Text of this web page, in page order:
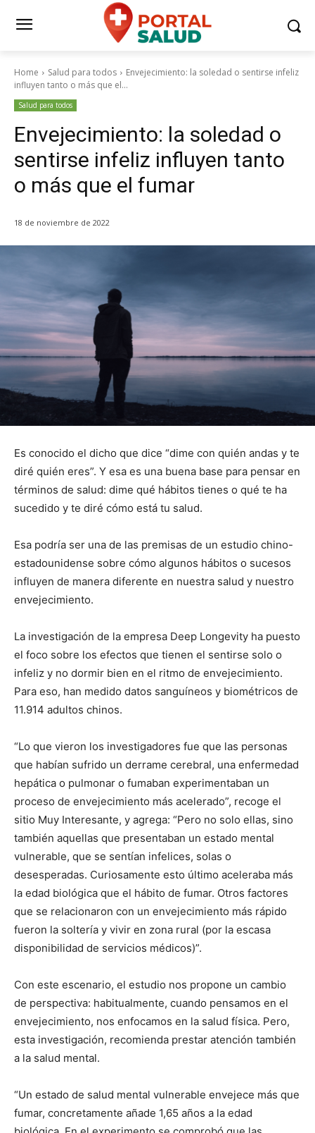
Home Salud para todos
Envejecimiento: la soledad o sentirse infeliz
influyen tanto o más que el...
Salud para todos
Envejecimiento: la soledad o
sentirse infeliz influyen tanto
o más que el fumar
18 de noviembre de 2022
Es conocido el dicho que dice “dime con quién andas y te
diré quién eres”. Y esa es una buena base para pensar en
términos de salud: dime qué hábitos tienes o qué te ha
sucedido y te diré cómo está tu salud.
Esa podría ser una de las premisas de un estudio chino-
estadounidense sobre cómo algunos hábitos o sucesos
influyen de manera diferente en nuestra salud y nuestro
envejecimiento.
La investigación de la empresa Deep Longevity ha puesto
el foco sobre los efectos que tienen el sentirse solo o
infeliz y no dormir bien en el ritmo de envejecimiento.
Para eso, han medido datos sanguíneos y biométricos de
11.914 adultos chinos.
“Lo que vieron los investigadores fue que las personas
que habían sufrido un derrame cerebral, una enfermedad
hepática o pulmonar o fumaban experimentaban un
proceso de envejecimiento más acelerado”, recoge el
sitio Muy Interesante, y agrega: “Pero no solo ellas, sino
también aquellas que presentaban un estado mental
vulnerable, que se sentían infelices, solas o
desesperadas. Curiosamente esto último aceleraba más
la edad biológica que el hábito de fumar. Otros factores
que se relacionaron con un envejecimiento más rápido
fueron la soltería y vivir en zona rural (por la escasa
disponibilidad de servicios médicos)”.
Con este escenario, el estudio nos propone un cambio
de perspectiva: habitualmente, cuando pensamos en el
envejecimiento, nos enfocamos en la salud física. Pero,
esta investigación, recomienda prestar atención también
a la salud mental.
“Un estado de salud mental vulnerable envejece más que
fumar, concretamente añade 1,65 años a la edad